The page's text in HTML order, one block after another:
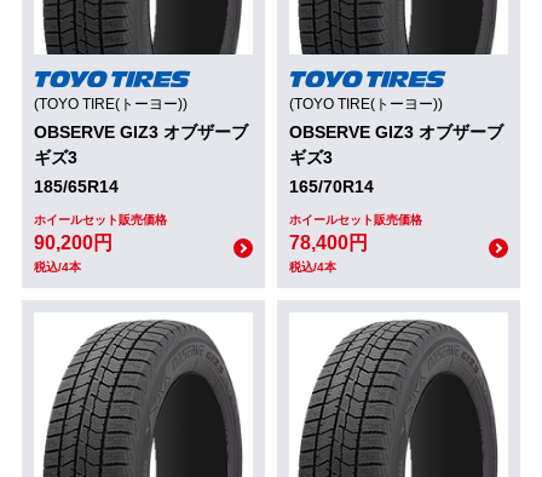
(TOYO TIRE(トーヨー))
OBSERVE GIZ3 オブザーブ
ギズ3
185/65R14
ホイールセット販売価格
90,200円
税込/4本
(TOYO TIRE(トーヨー))
OBSERVE GIZ3 オブザーブ
ギズ3
165/70R14
ホイールセット販売価格
78,400円
税込/4本